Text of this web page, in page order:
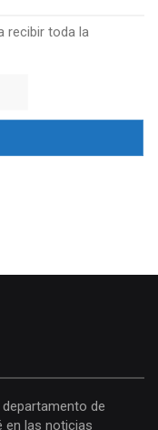
recibir toda la
de
en las noticias